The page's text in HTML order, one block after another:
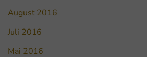
August 2016
Juli 2016
Mai 2016